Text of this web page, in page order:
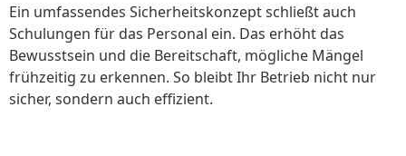
Ein umfassendes Sicherheitskonzept schließt auch
Schulungen für das Personal ein. Das erhöht das
Bewusstsein und die Bereitschaft, mögliche Mängel
frühzeitig zu erkennen. So bleibt Ihr Betrieb nicht nur
sicher, sondern auch effizient.